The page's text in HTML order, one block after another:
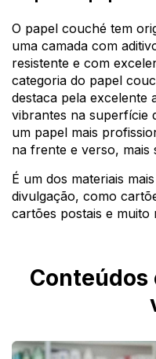
O papel couché tem
uma camada com
resistente e com
categoria do papel
destaca pela excelente
vibrantes na superfície
um papel mais
na frente e verso, mais
É um dos materiais
divulgação, como
cartões postais e muito
Conteúdos